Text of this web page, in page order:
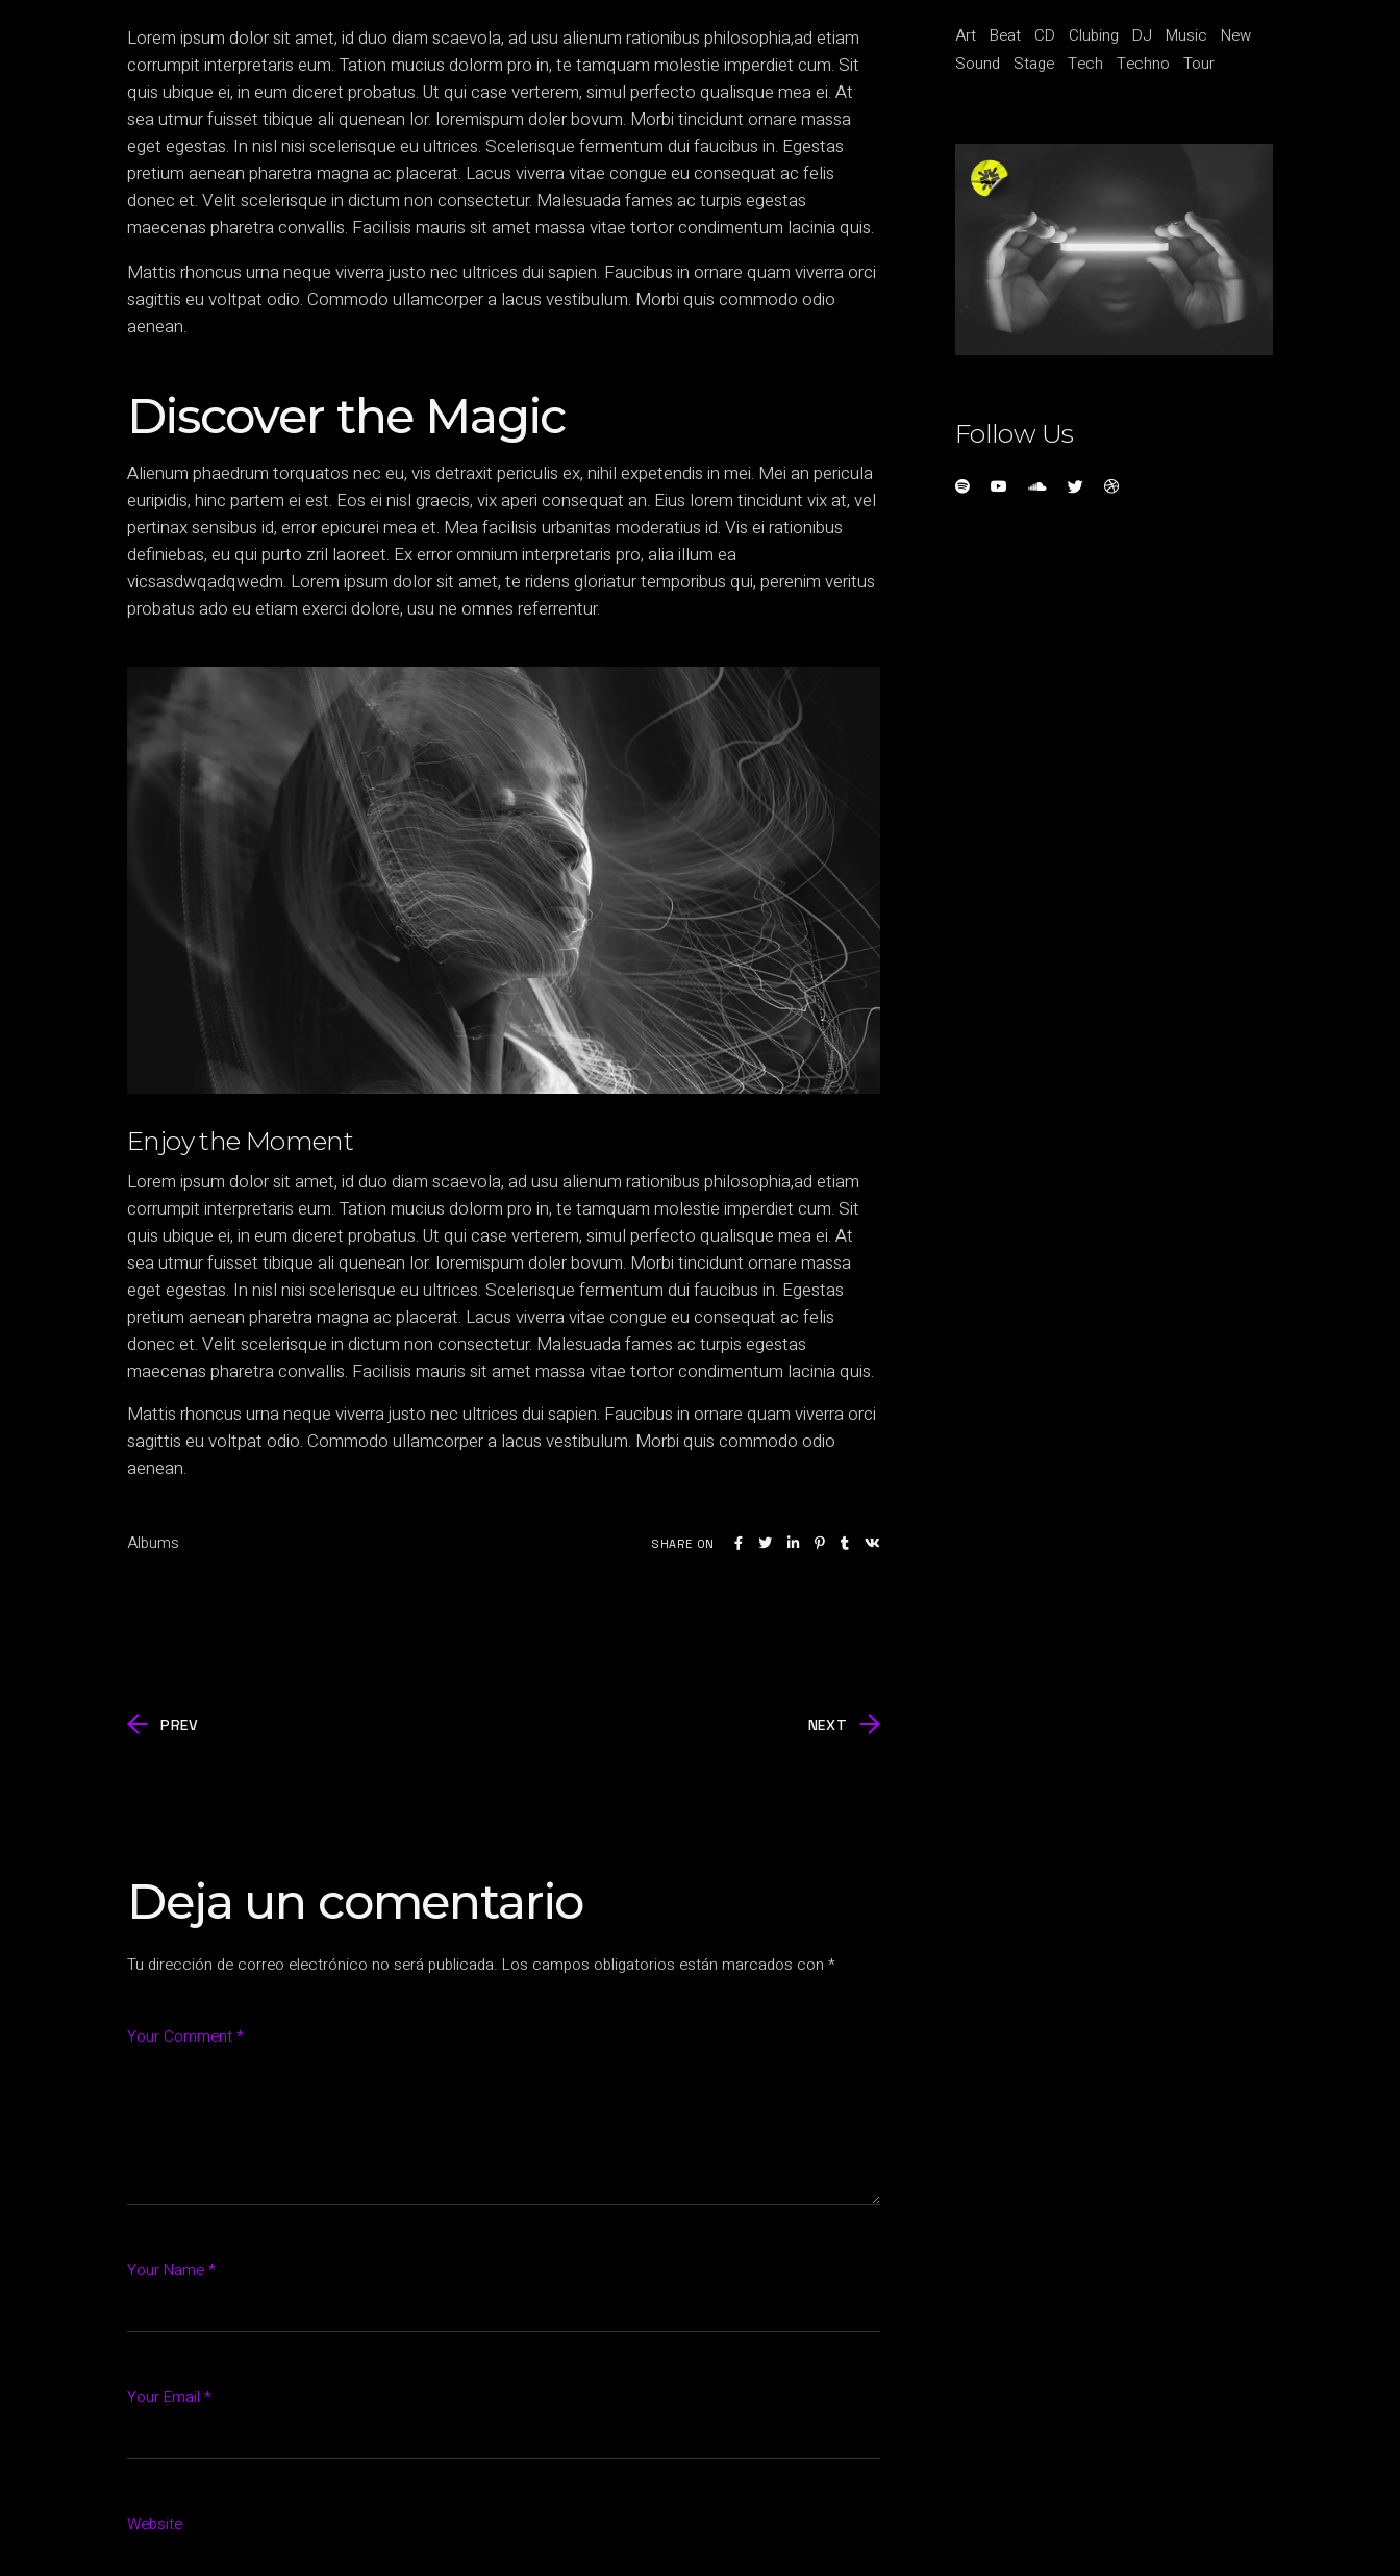
Lorem ipsum dolor sit amet, id duo diam scaevola, ad usu alienum rationibus philosophia,ad etiam
corrumpit interpretaris eum. Tation mucius dolorm pro in, te tamquam molestie imperdiet cum. Sit
quis ubique ei, in eum diceret probatus. Ut qui case verterem, simul perfecto qualisque mea ei. At
sea utmur fuisset tibique ali quenean lor. loremispum doler bovum. Morbi tincidunt ornare massa
eget egestas. In nisl nisi scelerisque eu ultrices. Scelerisque fermentum dui faucibus in. Egestas
pretium aenean pharetra magna ac placerat. Lacus viverra vitae congue eu consequat ac felis
donec et. Velit scelerisque in dictum non consectetur. Malesuada fames ac turpis egestas
maecenas pharetra convallis. Facilisis mauris sit amet massa vitae tortor condimentum lacinia quis.
Mattis rhoncus urna neque viverra justo nec ultrices dui sapien. Faucibus in ornare quam viverra orci
sagittis eu voltpat odio. Commodo ullamcorper a lacus vestibulum. Morbi quis commodo odio
aenean.
Discover the Magic
Alienum phaedrum torquatos nec eu, vis detraxit periculis ex, nihil expetendis in mei. Mei an pericula
euripidis, hinc partem ei est. Eos ei nisl graecis, vix aperi consequat an. Eius lorem tincidunt vix at, vel
pertinax sensibus id, error epicurei mea et. Mea facilisis urbanitas moderatius id. Vis ei rationibus
definiebas, eu qui purto zril laoreet. Ex error omnium interpretaris pro, alia illum ea
vicsasdwqadqwedm. Lorem ipsum dolor sit amet, te ridens gloriatur temporibus qui, perenim veritus
probatus ado eu etiam exerci dolore, usu ne omnes referrentur.
Enjoy the Moment
Lorem ipsum dolor sit amet, id duo diam scaevola, ad usu alienum rationibus philosophia,ad etiam
corrumpit interpretaris eum. Tation mucius dolorm pro in, te tamquam molestie imperdiet cum. Sit
quis ubique ei, in eum diceret probatus. Ut qui case verterem, simul perfecto qualisque mea ei. At
sea utmur fuisset tibique ali quenean lor. loremispum doler bovum. Morbi tincidunt ornare massa
eget egestas. In nisl nisi scelerisque eu ultrices. Scelerisque fermentum dui faucibus in. Egestas
pretium aenean pharetra magna ac placerat. Lacus viverra vitae congue eu consequat ac felis
donec et. Velit scelerisque in dictum non consectetur. Malesuada fames ac turpis egestas
maecenas pharetra convallis. Facilisis mauris sit amet massa vitae tortor condimentum lacinia quis.
Mattis rhoncus urna neque viverra justo nec ultrices dui sapien. Faucibus in ornare quam viverra orci
sagittis eu voltpat odio. Commodo ullamcorper a lacus vestibulum. Morbi quis commodo odio
aenean.
Albums SHARE ON
PREV NEXT
Deja un comentario
Tu dirección de correo electrónico no será publicada. Los campos obligatorios están marcados con *
Your Comment *
Your Name *
Your Email *
Website
Art Beat CD Clubing DJ Music
New
Sound
Stage Tech Techno Tour
Follow Us